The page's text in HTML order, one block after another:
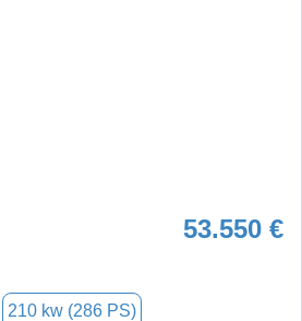
53.550 €
210 kw (286 PS)